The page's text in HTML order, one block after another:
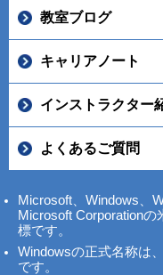
教室ブログ
キャリアノート
インストラクター
よくあるご質問
Microsoft、Windows、
Microsoft Corporation
標です。
Windowsの正式名称は
です。